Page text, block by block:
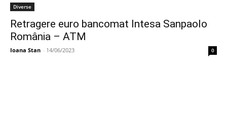
Diverse
Retragere euro bancomat Intesa Sanpaolo
România – ATM
Ioana Stan - 14/06/2023 0